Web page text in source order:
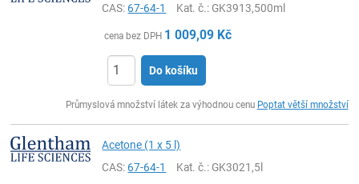
CAS:67-64-1 Kat. č.: GK3913,500ml
cena bez DPH 1 009,09 Kč
Do košíku
Průmyslová množství látek za výhodnou cenu Poptat větší množství
Acetone (1 x 5 l)
CAS:67-64-1 Kat. č.: GK3021,5l